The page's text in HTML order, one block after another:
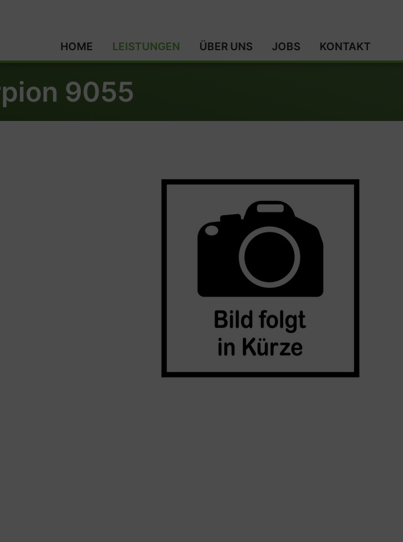
HOME LEISTUNGEN ÜBER UNS JOBS KONTAKT
9055